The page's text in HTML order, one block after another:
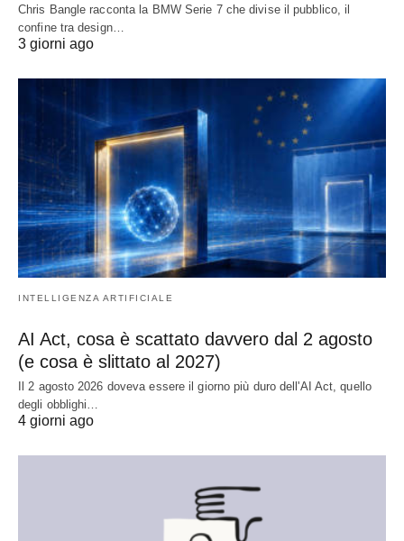
Chris Bangle racconta la BMW Serie 7 che divise il pubblico, il
confine tra design…
3 giorni ago
INTELLIGENZA ARTIFICIALE
AI Act, cosa è scattato davvero dal 2 agosto
(e cosa è slittato al 2027)
Il 2 agosto 2026 doveva essere il giorno più duro dell'AI Act, quello
degli obblighi…
4 giorni ago